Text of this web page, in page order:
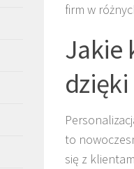
firm w
Jakie
dzięki
to
się z